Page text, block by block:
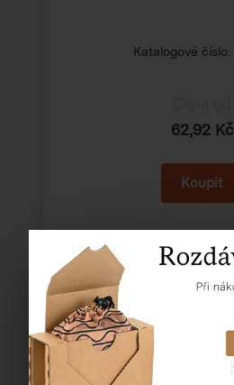
Katalogové číslo:
62,92 Kč